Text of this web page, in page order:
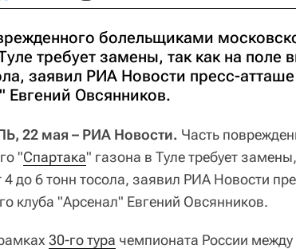
болельщиками
требует замены, так как на поле
заявил РИА Новости пресс-
Евгений Овсянников.
22 мая – РИА Новости. Часть
"Спартака" газона в Туле требует
4 до 6 тонн тосола, заявил РИА Новости
клуба "Арсенал" Евгений Овсянников.
30-го тура чемпионата России между